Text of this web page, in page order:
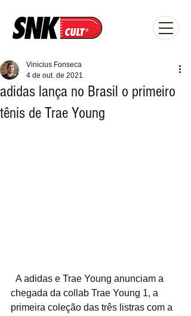
adidas lança no Brasil o primeiro
tênis de Trae Young
Vinicius Fonseca
4 de out. de 2021
chegada da collab Trae Young 1, a
primeira coleção das três listras com a